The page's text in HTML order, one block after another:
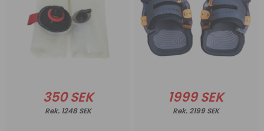
350 SEK
1248 SEK
1999 SEK
2199 SEK